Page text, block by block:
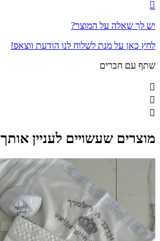
יש לך שאלה על המוצר?
לחץ כאן על מנת לשלוח לנו הודעת ווצאפ!
שתף עם חברים
מוצרים שעשויים לעניין אותך